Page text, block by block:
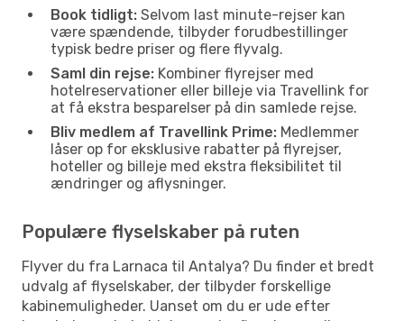
Book tidligt: Selvom last minute-rejser kan
være spændende, tilbyder forudbestillinger
typisk bedre priser og flere flyvalg.
Saml din rejse: Kombiner flyrejser med
hotelreservationer eller billeje via Travellink for
at få ekstra besparelser på din samlede rejse.
Bliv medlem af Travellink Prime: Medlemmer
låser op for eksklusive rabatter på flyrejser,
hoteller og billeje med ekstra fleksibilitet til
ændringer og aflysninger.
Populære flyselskaber på ruten
Flyver du fra Larnaca til Antalya? Du finder et bredt
udvalg af flyselskaber, der tilbyder forskellige
kabinemuligheder. Uanset om du er ude efter